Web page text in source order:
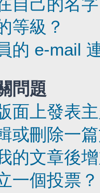
自己的名
等級？
的 e-mail
問題
面上發表
或刪除一
的文章後
一個投票？